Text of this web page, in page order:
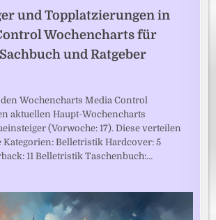
und Topplatzierungen in
Wochencharts für
und Ratgeber
Wochencharts Media Control
aktuellen Haupt-Wochencharts
(Vorwoche: 17). Diese verteilen
Kategorien: Belletristik Hardcover: 5
11 Belletristik Taschenbuch:…